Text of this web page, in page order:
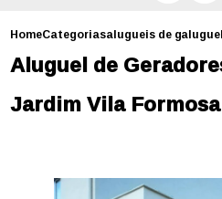
HomeCategoriasalugueis de
Aluguel de
Jardim Vila Formosa